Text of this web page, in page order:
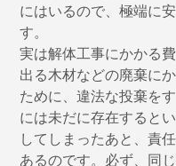
にはいるので、極端に
す。
実は解体工事にかかる
出る木材などの廃棄に
ために、違法な投棄を
には未だに存在すると
してしまったあと、責
あるのです。必ず、同